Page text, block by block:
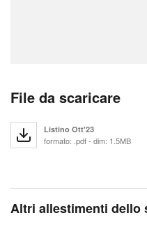
File da scaricare
Listino Ott'23
formato: .pdf - dim: 1.5MB
Altri allestimenti dello